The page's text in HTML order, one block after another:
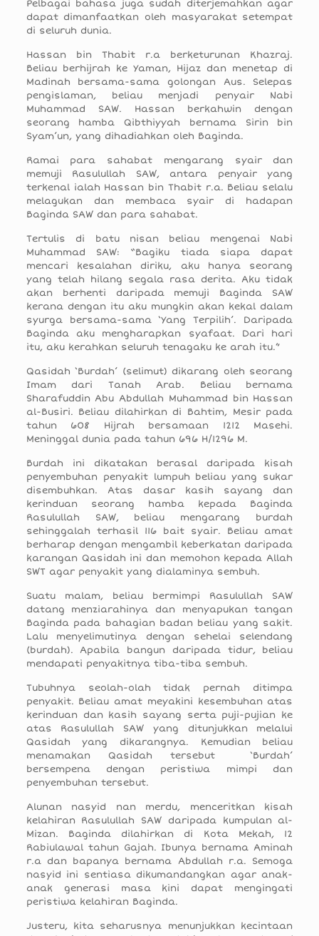
Pelbagai bahasa juga sudah diterjemahkan agar
dapat dimanfaatkan oleh masyarakat setempat
di seluruh dunia.
Hassan bin Thabit r.a berketurunan Khazraj.
Beliau berhijrah ke Yaman, Hijaz dan menetap di
Madinah bersama-sama golongan Aus. Selepas
pengislaman, beliau menjadi penyair Nabi
Muhammad SAW. Hassan berkahwin dengan
seorang hamba Qibthiyyah bernama Sirin bin
Syam’un, yang dihadiahkan oleh Baginda.
Ramai para sahabat mengarang syair dan
memuji Rasulullah SAW, antara penyair yang
terkenal ialah Hassan bin Thabit r.a. Beliau selalu
melagukan dan membaca syair di hadapan
Baginda SAW dan para sahabat.
Tertulis di batu nisan beliau mengenai Nabi
Muhammad SAW: “Bagiku tiada siapa dapat
mencari kesalahan diriku, aku hanya seorang
yang telah hilang segala rasa derita. Aku tidak
akan berhenti daripada memuji Baginda SAW
kerana dengan itu aku mungkin akan kekal dalam
syurga bersama-sama ‘Yang Terpilih’. Daripada
Baginda aku mengharapkan syafaat. Dari hari
itu, aku kerahkan seluruh tenagaku ke arah itu.”
Qasidah ‘Burdah’ (selimut) dikarang oleh seorang
Imam dari Tanah Arab. Beliau bernama
Sharafuddin Abu Abdullah Muhammad bin Hassan
al-Busiri. Beliau dilahirkan di Bahtim, Mesir pada
tahun 608 Hijrah bersamaan 1212 Masehi.
Meninggal dunia pada tahun 696 H/1296 M.
Burdah ini dikatakan berasal daripada kisah
penyembuhan penyakit lumpuh beliau yang sukar
disembuhkan. Atas dasar kasih sayang dan
kerinduan seorang hamba kepada Baginda
Rasulullah SAW, beliau mengarang burdah
sehinggalah terhasil 116 bait syair. Beliau amat
berharap dengan mengambil keberkatan daripada
karangan Qasidah ini dan memohon kepada Allah
SWT agar penyakit yang dialaminya sembuh.
Suatu malam, beliau bermimpi Rasulullah SAW
datang menziarahinya dan menyapukan tangan
Baginda pada bahagian badan beliau yang sakit.
Lalu menyelimutinya dengan sehelai selendang
(burdah). Apabila bangun daripada tidur, beliau
mendapati penyakitnya tiba-tiba sembuh.
Tubuhnya seolah-olah tidak pernah ditimpa
penyakit. Beliau amat meyakini kesembuhan atas
kerinduan dan kasih sayang serta puji-pujian ke
atas Rasulullah SAW yang ditunjukkan melalui
Qasidah yang dikarangnya. Kemudian beliau
menamakan Qasidah tersebut ‘Burdah’
bersempena dengan peristiwa mimpi dan
penyembuhan tersebut.
Alunan nasyid nan merdu, menceritkan kisah
kelahiran Rasulullah SAW daripada kumpulan al-
Mizan. Baginda dilahirkan di Kota Mekah, 12
Rabiulawal tahun Gajah. Ibunya bernama Aminah
r.a dan bapanya bernama Abdullah r.a. Semoga
nasyid ini sentiasa dikumandangkan agar anak-
anak generasi masa kini dapat mengingati
peristiwa kelahiran Baginda.
Justeru, kita seharusnya menunjukkan kecintaan